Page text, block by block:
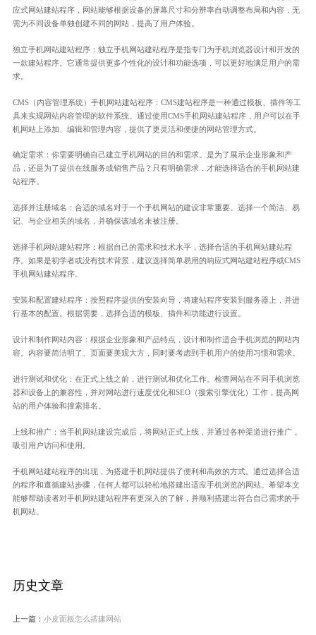
应式网站建站程序，网站能够根据设备的屏幕尺寸和分辨率自动调整布局和内容，无
需为不同设备单独创建不同的网站，提高了用户体验。
独立手机网站建站程序：独立手机网站建站程序是指专门为手机浏览器设计和开发的
一款建站程序。它通常提供更多个性化的设计和功能选项，可以更好地满足用户的需
求。
CMS（内容管理系统）手机网站建站程序：CMS建站程序是一种通过模板、插件等工
具来实现网站内容管理的软件系统。通过使用CMS手机网站建站程序，用户可以在手
机网站上添加、编辑和管理内容，提供了更灵活和便捷的网站管理方式。
确定需求：你需要明确自己建立手机网站的目的和需求。是为了展示企业形象和产
品，还是为了提供在线服务或销售产品？只有明确需求，才能选择适合的手机网站建
站程序。
选择并注册域名：合适的域名对于一个手机网站的建设非常重要。选择一个简洁、易
记、与企业相关的域名，并确保该域名未被注册。
选择手机网站建站程序：根据自己的需求和技术水平，选择合适的手机网站建站程
序。如果是初学者或没有技术背景，建议选择简单易用的响应式网站建站程序或CMS
手机网站建站程序。
安装和配置建站程序：按照程序提供的安装向导，将建站程序安装到服务器上，并进
行基本的配置。根据需要，选择合适的模板、插件和功能进行设置。
设计和制作网站内容：根据企业形象和产品特点，设计和制作适合手机浏览的网站内
容。内容要简洁明了、页面要美观大方，同时要考虑到手机用户的使用习惯和需求。
进行测试和优化：在正式上线之前，进行测试和优化工作。检查网站在不同手机浏览
器和设备上的兼容性，并对网站进行速度优化和SEO（搜索引擎优化）工作，提高网
站的用户体验和搜索排名。
上线和推广：当手机网站建设完成后，将网站正式上线，并通过各种渠道进行推广，
吸引用户访问和使用。
手机网站建站程序的出现，为搭建手机网站提供了便利和高效的方式。通过选择合适
的程序和遵循建站步骤，任何人都可以轻松地搭建出适应手机浏览的网站。希望本文
能够帮助读者对手机网站建站程序有更深入的了解，并顺利搭建出符合自己需求的手
机网站。
历史文章
上一篇： 小皮面板怎么搭建网站